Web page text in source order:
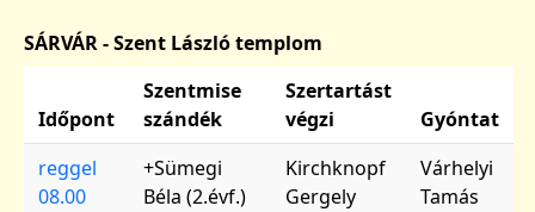
SÁRVÁR - Szent László templom
Időpont
Szentmise
szándék
Szertartást
végzi
Gyóntat
reggel
08.00
+Sümegi
Béla (2.évf.)
Kirchknopf
Gergely
Várhelyi
Tamás